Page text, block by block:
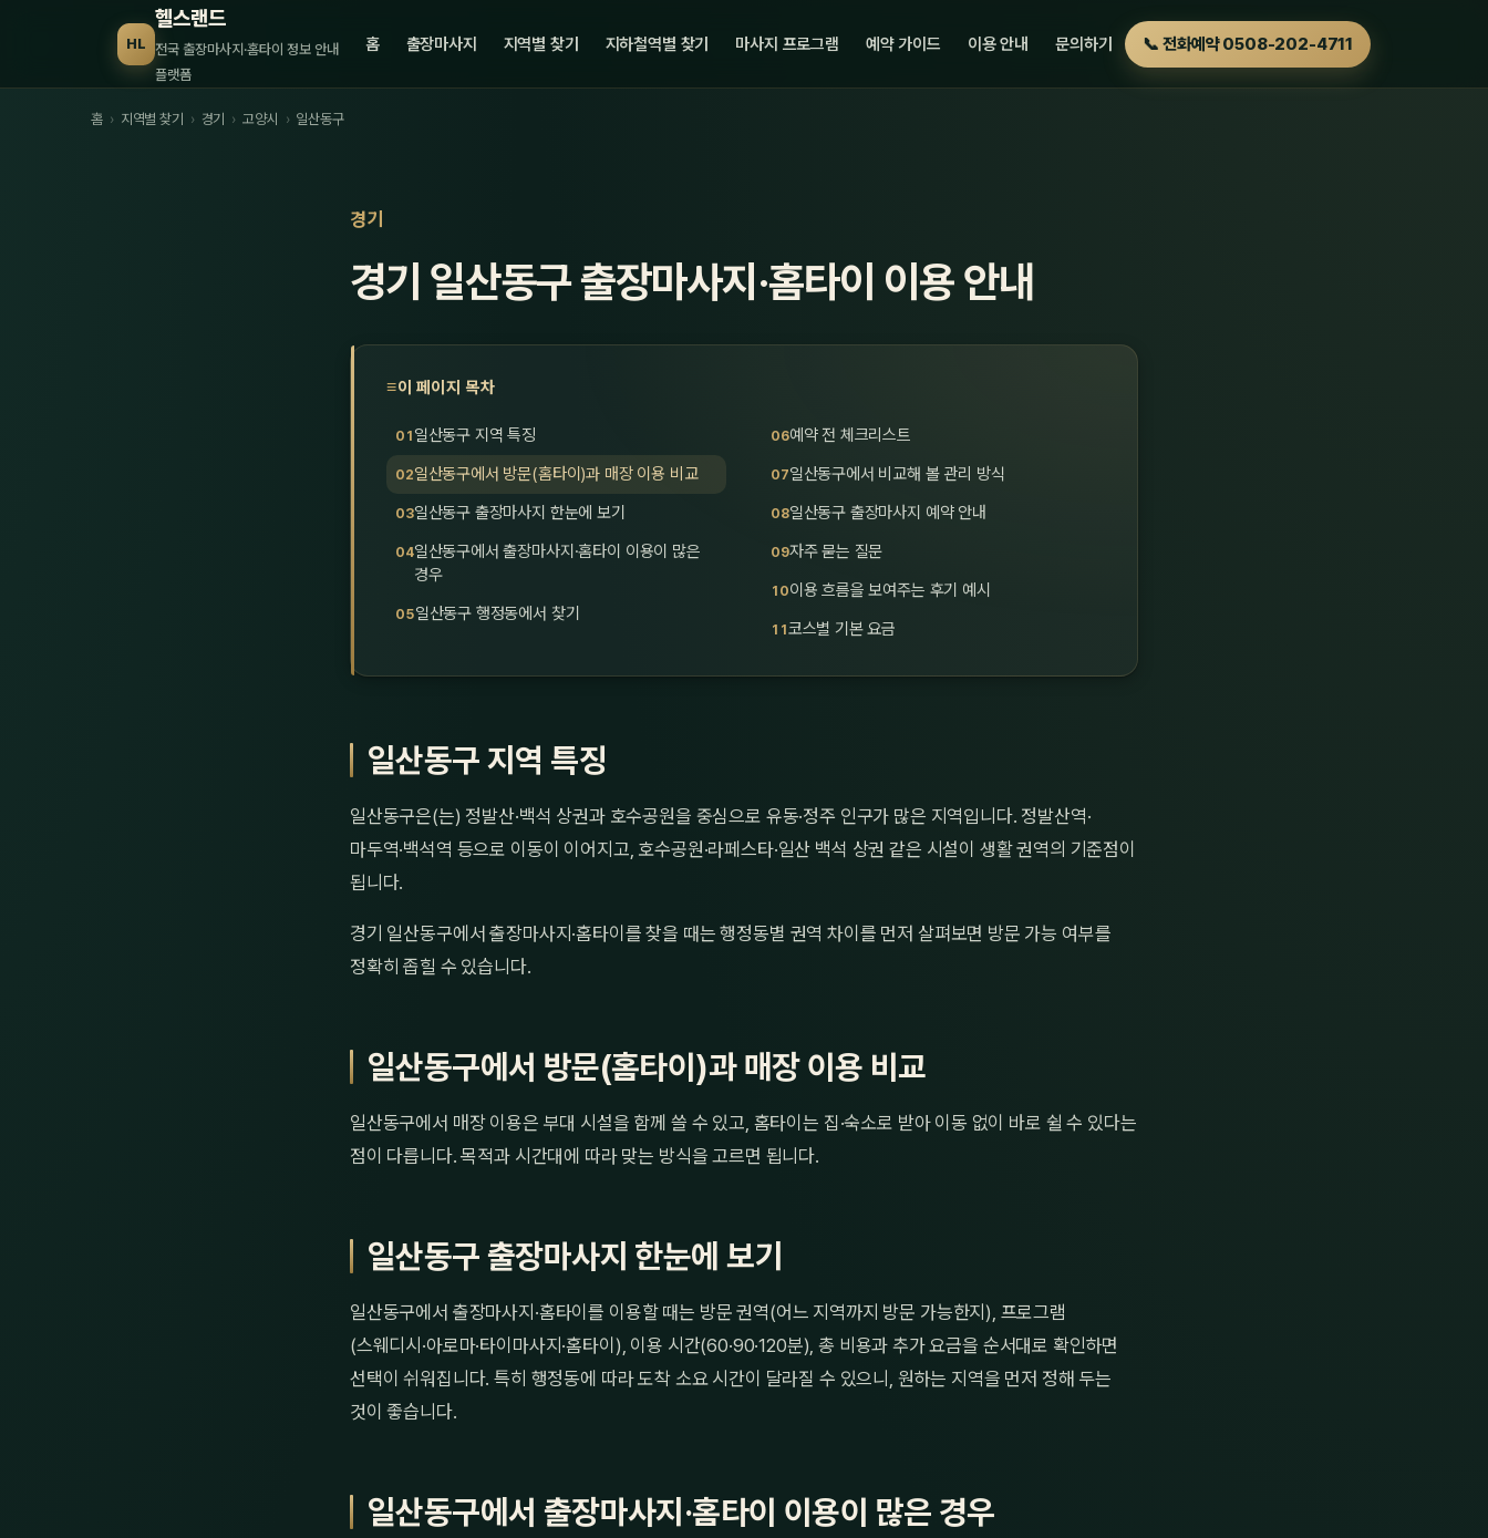
HL
헬스랜드
전국 출장마사지·홈타이 정보 안내
플랫폼
홈 출장마사지 지역별 찾기 지하철역별 찾기 마사지 프로그램 예약 가이드 이용 안내 문의하기 📞 전화예약 0508-202-4711
홈 › 지역별 찾기 › 경기 › 고양시 › 일산동구
경기
경기 일산동구 출장마사지·홈타이 이용 안내
이 페이지 목차
일산동구 지역 특징
일산동구에서 방문(홈타이)과 매장 이용 비교
일산동구 출장마사지 한눈에 보기
일산동구에서 출장마사지·홈타이 이용이 많은
경우
일산동구 행정동에서 찾기
예약 전 체크리스트
일산동구에서 비교해 볼 관리 방식
일산동구 출장마사지 예약 안내
자주 묻는 질문
이용 흐름을 보여주는 후기 예시
코스별 기본 요금
일산동구 지역 특징
일산동구은(는) 정발산·백석 상권과 호수공원을 중심으로 유동·정주 인구가 많은 지역입니다. 정발산역·
마두역·백석역 등으로 이동이 이어지고, 호수공원·라페스타·일산 백석 상권 같은 시설이 생활 권역의 기준점이
됩니다.
경기 일산동구에서 출장마사지·홈타이를 찾을 때는 행정동별 권역 차이를 먼저 살펴보면 방문 가능 여부를
정확히 좁힐 수 있습니다.
일산동구에서 방문(홈타이)과 매장 이용 비교
일산동구에서 매장 이용은 부대 시설을 함께 쓸 수 있고, 홈타이는 집·숙소로 받아 이동 없이 바로 쉴 수 있다는
점이 다릅니다. 목적과 시간대에 따라 맞는 방식을 고르면 됩니다.
일산동구 출장마사지 한눈에 보기
일산동구에서 출장마사지·홈타이를 이용할 때는 방문 권역(어느 지역까지 방문 가능한지), 프로그램
(스웨디시·아로마·타이마사지·홈타이), 이용 시간(60·90·120분), 총 비용과 추가 요금을 순서대로 확인하면
선택이 쉬워집니다. 특히 행정동에 따라 도착 소요 시간이 달라질 수 있으니, 원하는 지역을 먼저 정해 두는
것이 좋습니다.
일산동구에서 출장마사지·홈타이 이용이 많은 경우